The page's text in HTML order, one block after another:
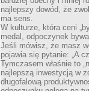
najlepszy dowód, że
ma sens.
W kulturze, która ceni
medal, odpoczynek
Jeśli mówisz, że masz
pojawia się pytanie: „A
Tymczasem właśnie to
najlepszą inwestycją w
długofalową